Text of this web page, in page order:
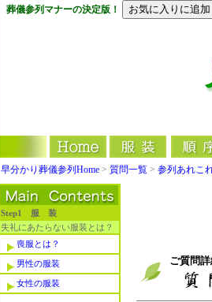
葬儀参列マナーの決定版！
早分かり葬儀参列Home > 質問一覧 > 参列あれこ
Step1 服 装
失礼にあたらない服装とは？
喪服とは？
男性の服装
女性の服装
ご質問